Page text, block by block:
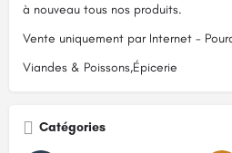
à nouveau tous nos produits.
Vente uniquement par Internet -
Viandes & Poissons,Épicerie
Catégories